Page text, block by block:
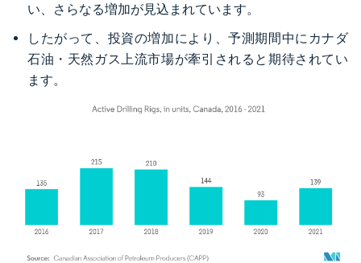
い、さらなる増加が見込まれています。
したがって、投資の増加により、予測期間中にカナダ
石油・天然ガス上流市場が牽引されると期待されてい
ます。